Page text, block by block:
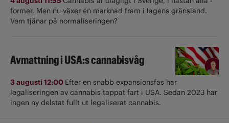
former. Men nu växer en marknad fram i lagens gränsland.
Vem tjänar på normaliseringen?
Avmattning i USA:s cannabisvåg
3 augusti 12:00 Efter en snabb expansionsfas har
legaliseringen av cannabis tappat fart i USA. Sedan 2023 har
ingen ny delstat fullt ut ­legaliserat cannabis.